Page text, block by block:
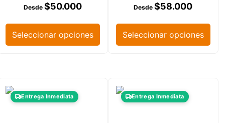
$50.000
Seleccionar opciones
$58.000
Seleccionar opciones
Entrega Inmediata Entrega Inmediata